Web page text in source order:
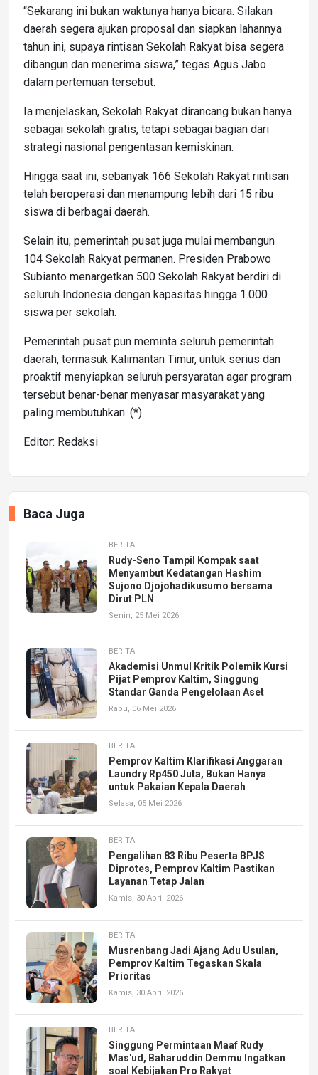
“Sekarang ini bukan waktunya hanya bicara. Silakan
daerah segera ajukan proposal dan siapkan lahannya
tahun ini, supaya rintisan Sekolah Rakyat bisa segera
dibangun dan menerima siswa,” tegas Agus Jabo
dalam pertemuan tersebut.
Ia menjelaskan, Sekolah Rakyat dirancang bukan hanya
sebagai sekolah gratis, tetapi sebagai bagian dari
strategi nasional pengentasan kemiskinan.
Hingga saat ini, sebanyak 166 Sekolah Rakyat rintisan
telah beroperasi dan menampung lebih dari 15 ribu
siswa di berbagai daerah.
Selain itu, pemerintah pusat juga mulai membangun
104 Sekolah Rakyat permanen. Presiden Prabowo
Subianto menargetkan 500 Sekolah Rakyat berdiri di
seluruh Indonesia dengan kapasitas hingga 1.000
siswa per sekolah.
Pemerintah pusat pun meminta seluruh pemerintah
daerah, termasuk Kalimantan Timur, untuk serius dan
proaktif menyiapkan seluruh persyaratan agar program
tersebut benar-benar menyasar masyarakat yang
paling membutuhkan. (*)
Editor: Redaksi
Baca Juga
BERITA
Rudy-Seno Tampil Kompak saat
Menyambut Kedatangan Hashim
Sujono Djojohadikusumo bersama
Dirut PLN
Senin, 25 Mei 2026
BERITA
Akademisi Unmul Kritik Polemik Kursi
Pijat Pemprov Kaltim, Singgung
Standar Ganda Pengelolaan Aset
Rabu, 06 Mei 2026
BERITA
Pemprov Kaltim Klarifikasi Anggaran
Laundry Rp450 Juta, Bukan Hanya
untuk Pakaian Kepala Daerah
Selasa, 05 Mei 2026
BERITA
Pengalihan 83 Ribu Peserta BPJS
Diprotes, Pemprov Kaltim Pastikan
Layanan Tetap Jalan
Kamis, 30 April 2026
BERITA
Musrenbang Jadi Ajang Adu Usulan,
Pemprov Kaltim Tegaskan Skala
Prioritas
Kamis, 30 April 2026
BERITA
Singgung Permintaan Maaf Rudy
Mas'ud, Baharuddin Demmu Ingatkan
soal Kebijakan Pro Rakyat